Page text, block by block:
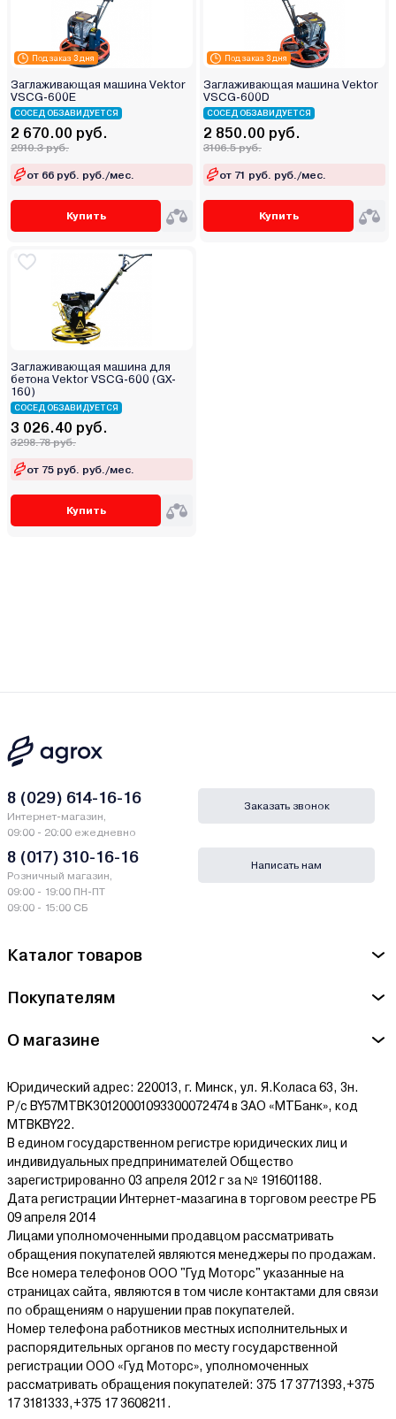
Под заказ 3 дня
Заглаживающая машина Vektor
VSCG-600E
СОСЕД ОБЗАВИДУЕТСЯ
2 670.00 руб.
2910.3 руб.
от 66 руб. руб./мес.
Купить
Под заказ 3 дня
Заглаживающая машина Vektor
VSCG-600D
СОСЕД ОБЗАВИДУЕТСЯ
2 850.00 руб.
3106.5 руб.
от 71 руб. руб./мес.
Купить
Заглаживающая машина для
бетона Vektor VSCG-600 (GX-
160)
СОСЕД ОБЗАВИДУЕТСЯ
3 026.40 руб.
3298.78 руб.
от 75 руб. руб./мес.
Купить
Каталог товаров
Покупателям
О магазине
Юридический адрес: 220013, г. Минск, ул. Я.Коласа 63, 3н.
Р/с BY57MTBK30120001093300072474 в ЗАО «МТБанк», код
MTBKBY22.
В едином государственном регистре юридических лиц и
индивидуальных предпринимателей Общество
зарегистрированно 03 апреля 2012 г за № 191601188.
Дата регистрации Интернет-мазагина в торговом реестре РБ
09 апреля 2014
Лицами уполномоченными продавцом рассматривать
обращения покупателей являются менеджеры по продажам.
Все номера телефонов ООО "Гуд Моторс" указанные на
страницах сайта, являются в том числе контактами для связи
по обращениям о нарушении прав покупателей.
Номер телефона работников местных исполнительных и
распорядительных органов по месту государственной
регистрации ООО «Гуд Моторс», уполномоченных
рассматривать обращения покупателей: 375 17 3771393,+375
17 3181333,+375 17 3608211.
8 (029) 614-16-16
Интернет-магазин,
09:00 - 20:00 ежедневно
8 (017) 310-16-16
Розничный магазин,
09:00 - 19:00 ПН-ПТ
09:00 - 15:00 СБ
Заказать звонок
Написать нам